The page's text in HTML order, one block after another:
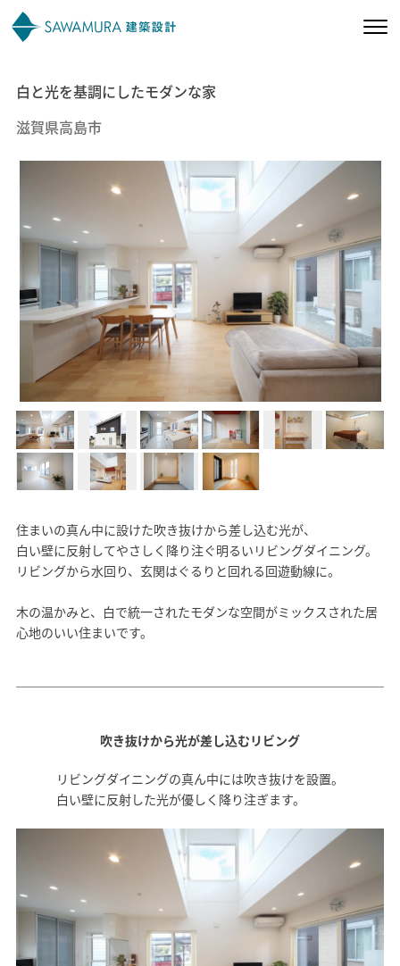
私たちの想い
施工事例
お客様の声
会社案内
オーナー様向け
モデルハウス イベント参加
資料請求
SAWAMURAリフォーム
SAWAMURA不動産
白と光を基調にしたモダンな家
滋賀県高島市
住まいの真ん中に設けた吹き抜けから差し込む光が、
白い壁に反射してやさしく降り注ぐ明るいリビングダイニング。
リビングから水回り、玄関はぐるりと回れる回遊動線に。
木の温かみと、白で統一されたモダンな空間がミックスされた居
心地のいい住まいです。
吹き抜けから光が差し込むリビング
リビングダイニングの真ん中には吹き抜けを設置。
白い壁に反射した光が優しく降り注ぎます。